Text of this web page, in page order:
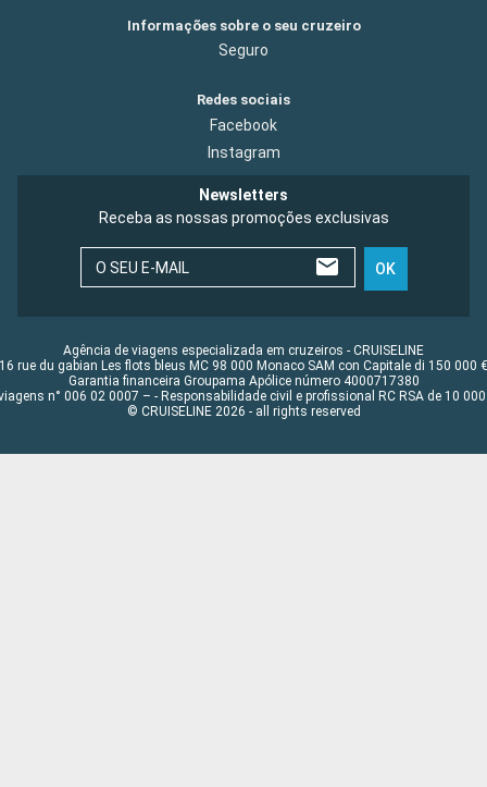
Informações sobre o seu cruzeiro
Seguro
Redes sociais
Facebook
Instagram
Newsletters
Receba as nossas promoções exclusivas
O SEU E-MAIL OK
Agência de viagens especializada em cruzeiros - CRUISELINE
16 rue du gabian Les flots bleus MC 98 000 Monaco SAM con Capitale di 150 000 €
Garantia financeira Groupama Apólice número 4000717380
n° 006 02 0007 – - Responsabilidade civil e profissional RC RSA de 10 000
© CRUISELINE 2026 - all rights reserved